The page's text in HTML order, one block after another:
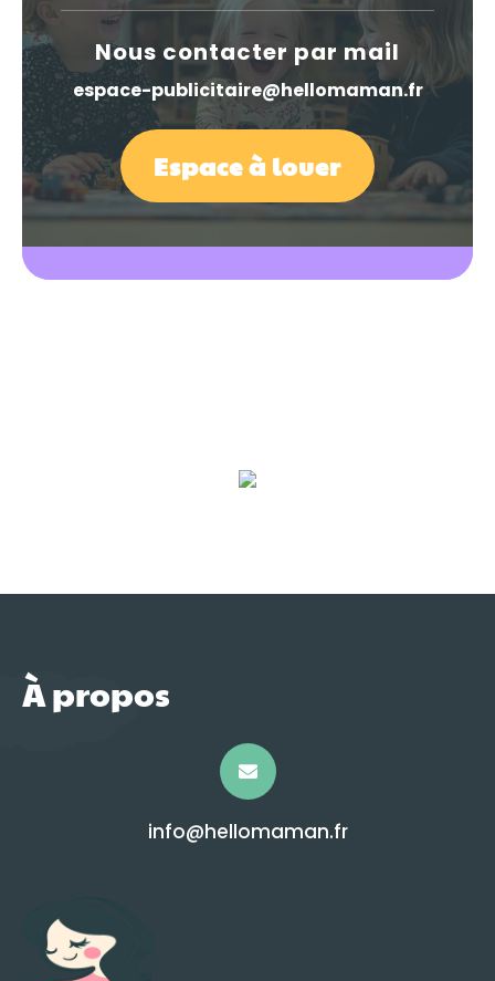
Nous contacter par mail
espace-publicitaire@hellomaman.fr
Espace à louer
À propos
info@hellomaman.fr